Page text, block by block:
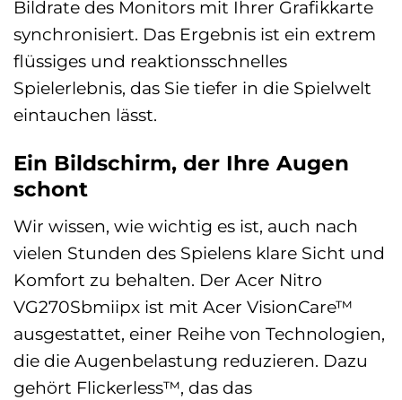
Bildrate des Monitors mit Ihrer Grafikkarte
synchronisiert. Das Ergebnis ist ein extrem
flüssiges und reaktionsschnelles
Spielerlebnis, das Sie tiefer in die Spielwelt
eintauchen lässt.
Ein Bildschirm, der Ihre Augen
schont
Wir wissen, wie wichtig es ist, auch nach
vielen Stunden des Spielens klare Sicht und
Komfort zu behalten. Der Acer Nitro
VG270Sbmiipx ist mit Acer VisionCare™
ausgestattet, einer Reihe von Technologien,
die die Augenbelastung reduzieren. Dazu
gehört Flickerless™, das das